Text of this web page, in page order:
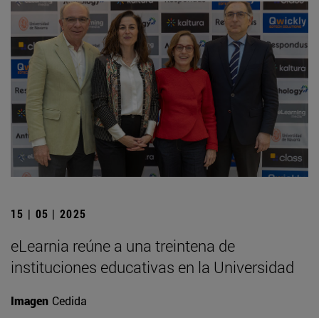
15 | 05 | 2025
eLearnia reúne a una treintena de
instituciones educativas en la Universidad
Imagen Cedida